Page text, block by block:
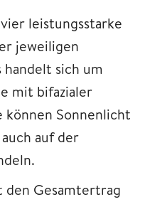
leistungsstarke
jeweiligen
sich um
mit bifazialer
können Sonnenlicht
auf der
den Gesamtertrag